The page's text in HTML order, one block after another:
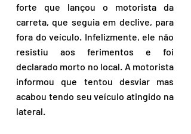
forte que lançou o motorista da
carreta, que seguia em declive, para
fora do veículo. Infelizmente, ele não
resistiu aos ferimentos e foi
declarado morto no local. A motorista
informou que tentou desviar mas
acabou tendo seu veículo atingido na
lateral.